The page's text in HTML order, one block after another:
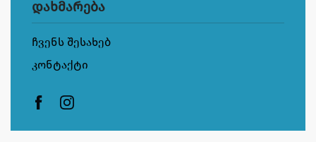
დახმარება
ჩვენს შესახებ
კონტაქტი